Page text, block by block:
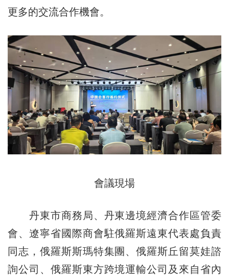
更多的交流合作機會。
會議現場
丹東市商務局、丹東邊境經濟合作區管委
會、遼寧省國際商會駐俄羅斯遠東代表處負責
同志，俄羅斯斯瑪特集團、俄羅斯丘留莫娃諮
詢公司、俄羅斯東方跨境運輸公司及來自省內